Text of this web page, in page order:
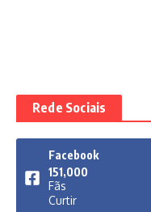
Rede Sociais
Facebook
151,000
Fãs
Curtir